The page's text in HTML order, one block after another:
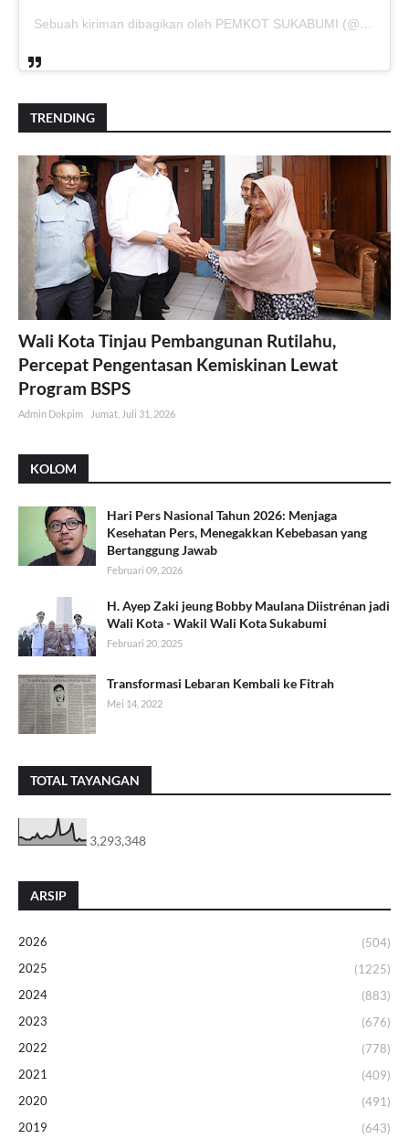
Sebuah kiriman dibagikan oleh PEMKOT SUKABUMI (@pemkotsukabumi_)
TRENDING
Wali Kota Tinjau Pembangunan Rutilahu,
Percepat Pengentasan Kemiskinan Lewat
Program BSPS
Admin Dokpim Jumat, Juli 31, 2026
KOLOM
Hari Pers Nasional Tahun 2026: Menjaga
Kesehatan Pers, Menegakkan Kebebasan yang
Bertanggung Jawab
Februari 09, 2026
H. Ayep Zaki jeung Bobby Maulana Diistrénan jadi
Wali Kota - Wakil Wali Kota Sukabumi
Februari 20, 2025
Transformasi Lebaran Kembali ke Fitrah
Mei 14, 2022
TOTAL TAYANGAN
3,293,348
ARSIP
2026
(504)
2025
(1225)
2024
(883)
2023
(676)
2022
(778)
2021
(409)
2020
(491)
2019
(643)